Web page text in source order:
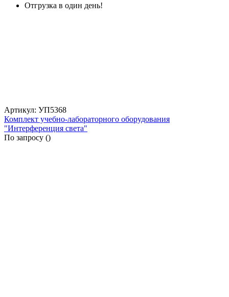
Отгрузка в один день!
Артикул: УП5368
Комплект учебно-лабораторного оборудования
"Интерференция света"
По запросу ()